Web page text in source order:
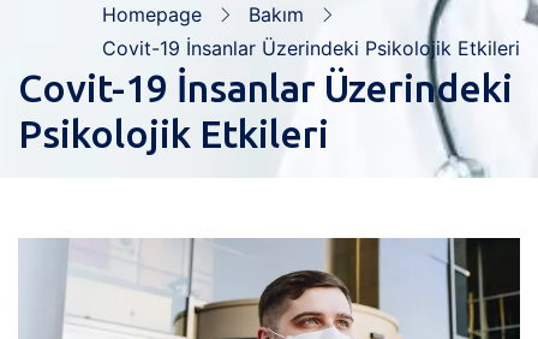
Homepage
Bakım
Covit-19 İnsanlar Üzerindeki Psikolojik Etkileri
Covit-19 İnsanlar Üzerindeki
Psikolojik Etkileri